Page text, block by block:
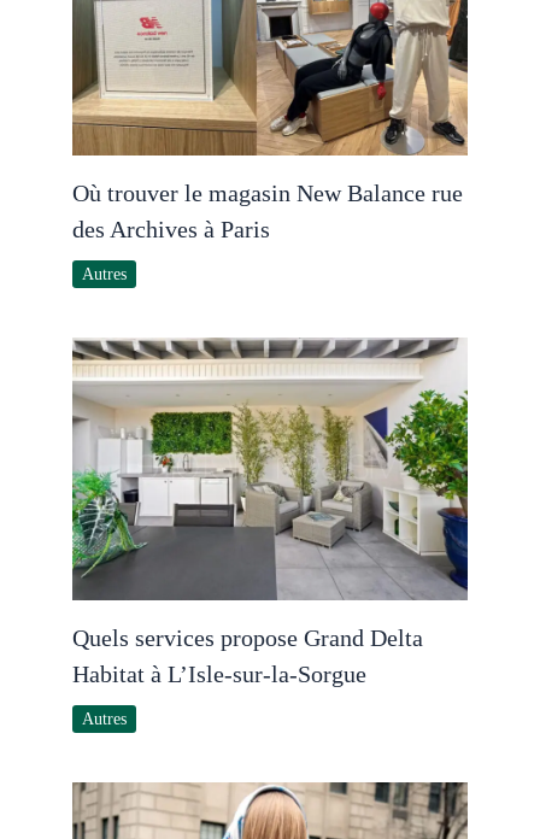
Où trouver le magasin New Balance rue
des Archives à Paris
Autres
Quels services propose Grand Delta
Habitat à L’Isle-sur-la-Sorgue
Autres